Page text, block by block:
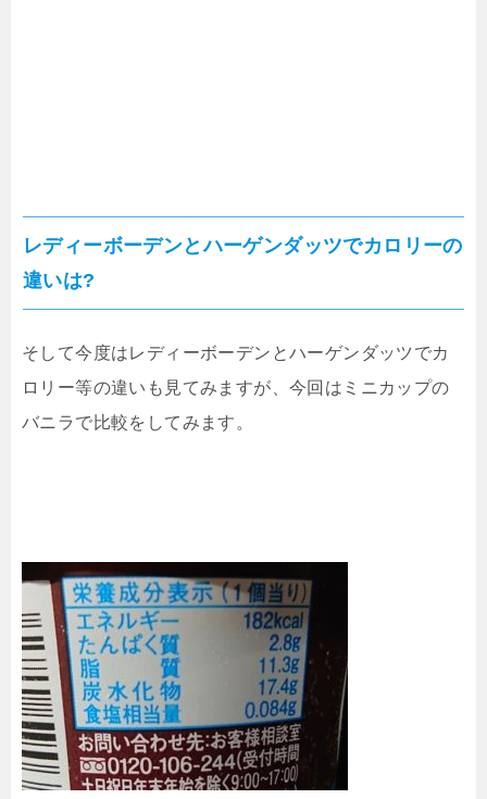
レディーボーデンとハーゲンダッツでカロリーの
違いは?
そして今度はレディーボーデンとハーゲンダッツでカ
ロリー等の違いも見てみますが、今回はミニカップの
バニラで比較をしてみます。